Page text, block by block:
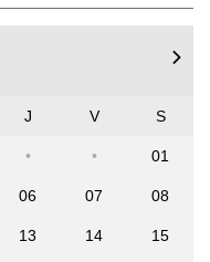
J V S
01
06 07 08
13 14 15